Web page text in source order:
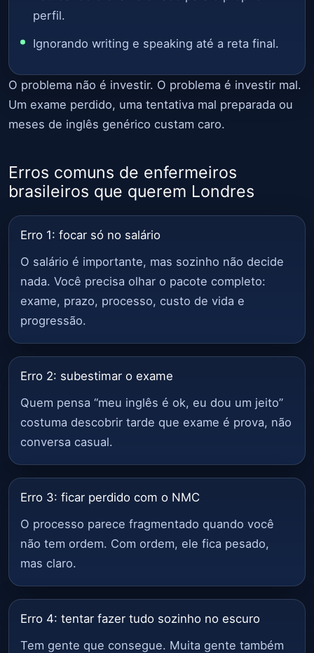
perfil.
Ignorando writing e speaking até a reta final.
O problema não é investir. O problema é investir mal.
Um exame perdido, uma tentativa mal preparada ou
meses de inglês genérico custam caro.
Erros comuns de enfermeiros
brasileiros que querem Londres
Erro 1: focar só no salário
O salário é importante, mas sozinho não decide
nada. Você precisa olhar o pacote completo:
exame, prazo, processo, custo de vida e
progressão.
Erro 2: subestimar o exame
Quem pensa “meu inglês é ok, eu dou um jeito”
costuma descobrir tarde que exame é prova, não
conversa casual.
Erro 3: ficar perdido com o NMC
O processo parece fragmentado quando você
não tem ordem. Com ordem, ele fica pesado,
mas claro.
Erro 4: tentar fazer tudo sozinho no escuro
Tem gente que consegue. Muita gente também